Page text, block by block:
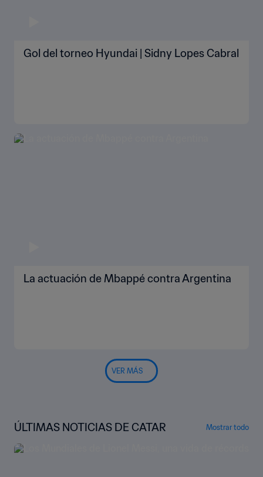
Gol del torneo Hyundai | Sidny Lopes Cabral
La actuación de Mbappé contra Argentina
VER MÁS
ÚLTIMAS NOTICIAS DE CATAR Mostrar todo